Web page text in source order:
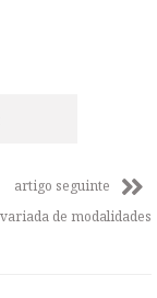
artigo seguinte
de modalidades